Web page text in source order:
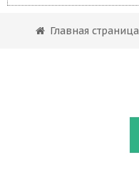
Главная страница